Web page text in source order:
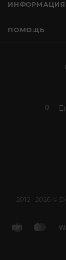
ИНФОРМАЦИЯ
ПОМОЩЬ
2012 - 2026 ©